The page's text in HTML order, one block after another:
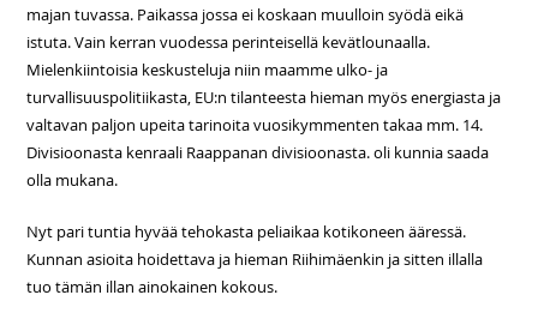
majan tuvassa. Paikassa jossa ei koskaan muulloin syödä eikä
istuta. Vain kerran vuodessa perinteisellä kevätlounaalla.
Mielenkiintoisia keskusteluja niin maamme ulko- ja
turvallisuuspolitiikasta, EU:n tilanteesta hieman myös energiasta ja
valtavan paljon upeita tarinoita vuosikymmenten takaa mm. 14.
Divisioonasta kenraali Raappanan divisioonasta. oli kunnia saada
olla mukana.
Nyt pari tuntia hyvää tehokasta peliaikaa kotikoneen ääressä.
Kunnan asioita hoidettava ja hieman Riihimäenkin ja sitten illalla
tuo tämän illan ainokainen kokous.